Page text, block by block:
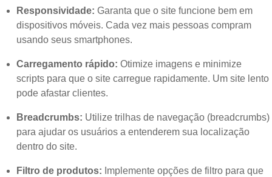
Responsividade: Garanta que o site funcione bem em
dispositivos móveis. Cada vez mais pessoas compram
usando seus smartphones.
Carregamento rápido: Otimize imagens e minimize
scripts para que o site carregue rapidamente. Um site lento
pode afastar clientes.
Breadcrumbs: Utilize trilhas de navegação (breadcrumbs)
para ajudar os usuários a entenderem sua localização
dentro do site.
Filtro de produtos: Implemente opções de filtro para que